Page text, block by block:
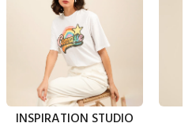
INSPIRATION STUDIO